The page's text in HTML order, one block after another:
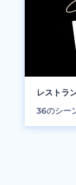
レストラ
36のシー